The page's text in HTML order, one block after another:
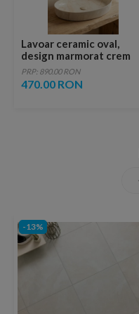
Lavoar ceramic oval,
design marmorat crem
lucios cu vene aurii,
ventil inclus
PRP: 890.00 RON
470.00 RON
-13%